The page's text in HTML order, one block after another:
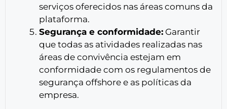
serviços oferecidos nas áreas comuns da
plataforma.
Segurança e conformidade: Garantir
que todas as atividades realizadas nas
áreas de convivência estejam em
conformidade com os regulamentos de
segurança offshore e as políticas da
empresa.